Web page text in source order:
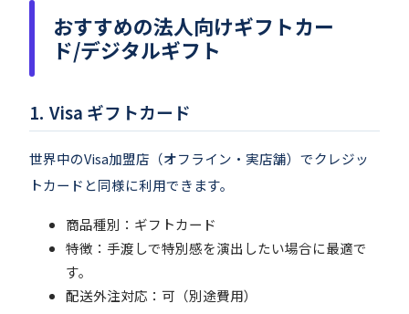
おすすめの法人向けギフトカー
ド/デジタルギフト
Visa ギフトカード
世界中のVisa加盟店（オフライン・実店舗）でクレジッ
トカードと同様に利用できます。
商品種別：ギフトカード
特徴：手渡しで特別感を演出したい場合に最適で
す。
配送外注対応：可（別途費用）